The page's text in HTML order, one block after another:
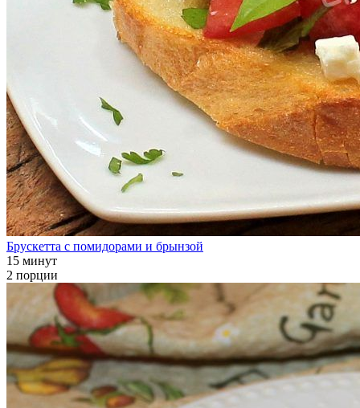
Брускетта с помидорами и брынзой
15 минут
2 порции